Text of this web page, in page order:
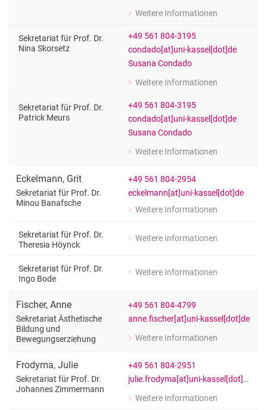
Weitere Informationen
zu Susana Condado
Erasmus
Sekretariat für Prof. Dr.
Nina Skorsetz
+49 561 804-3195
condado[at]uni-kassel[dot]de
Susana Condado
Weitere Informationen
zu Susana Condado
Sekretariat für Prof. Dr. Nina Skorsetz
Sekretariat für Prof. Dr.
Patrick Meurs
+49 561 804-3195
condado[at]uni-kassel[dot]de
Susana Condado
Weitere Informationen
zu Susana Condado
Eckelmann, Grit
Sekretariat für Prof. Dr.
Minou Banafsche
+49 561 804-2954
eckelmann[at]uni-kassel[dot]de
Weitere Informationen
zu Grit Eckelmann
Sekretariat für Prof. Dr.
Theresia Höynck
Weitere Informationen
zu Grit Eckelmann
Sekretariat für Prof. Dr.
Ingo Bode
Weitere Informationen
zu Grit Eckelmann
Fischer, Anne
Sekretariat Ästhetische
Bildung und
Bewegungserziehung
+49 561 804-4799
anne.fischer[at]uni-kassel[dot]de
Weitere Informationen
zu Anne Fischer
Frodyma, Julie
Sekretariat für Prof. Dr.
Johannes Zimmermann
+49 561 804-2951
julie.frodyma[at]uni-kassel[dot]de
Weitere Informationen
zu Julie Frodyma